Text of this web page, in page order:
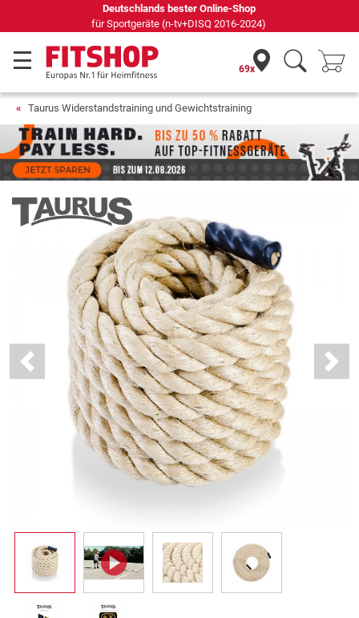
69 Fachmärkte vor Ort mit 75 eigenen Servicetechnikern
69x
Taurus Widerstandstraining und Gewichtstraining
Previous Next